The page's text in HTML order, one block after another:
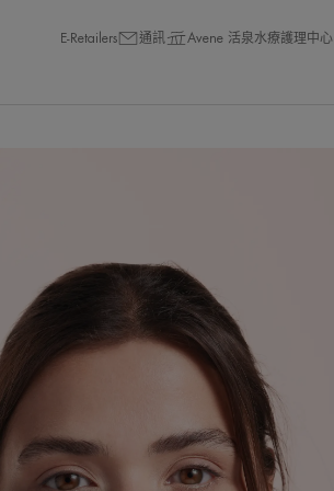
E-Retailers 通訊 Avene 活泉水療護理中心